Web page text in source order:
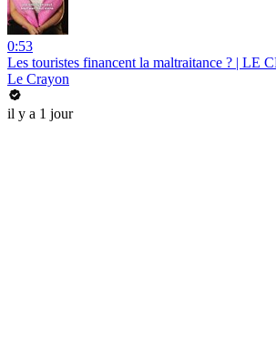
0:53
Les touristes financent la maltraitance ? | LE
Le Crayon
il y a 1 jour